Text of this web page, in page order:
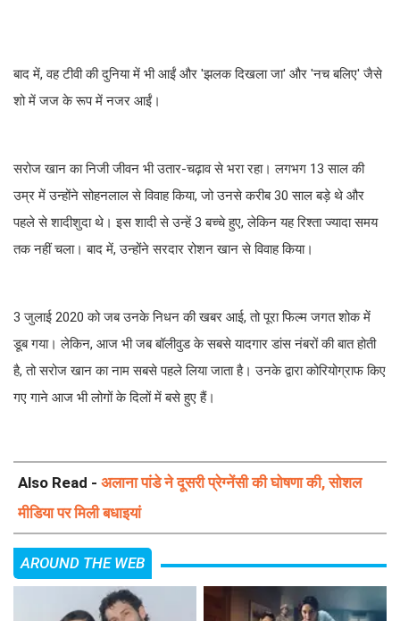
बाद में, वह टीवी की दुनिया में भी आईं और 'झलक दिखला जा' और 'नच बलिए' जैसे
शो में जज के रूप में नजर आईं।
सरोज खान का निजी जीवन भी उतार-चढ़ाव से भरा रहा। लगभग 13 साल की
उम्र में उन्होंने सोहनलाल से विवाह किया, जो उनसे करीब 30 साल बड़े थे और
पहले से शादीशुदा थे। इस शादी से उन्हें 3 बच्चे हुए, लेकिन यह रिश्ता ज्यादा समय
तक नहीं चला। बाद में, उन्होंने सरदार रोशन खान से विवाह किया।
3 जुलाई 2020 को जब उनके निधन की खबर आई, तो पूरा फिल्म जगत शोक में
डूब गया। लेकिन, आज भी जब बॉलीवुड के सबसे यादगार डांस नंबरों की बात होती
है, तो सरोज खान का नाम सबसे पहले लिया जाता है। उनके द्वारा कोरियोग्राफ किए
गए गाने आज भी लोगों के दिलों में बसे हुए हैं।
Also Read - अलाना पांडे ने दूसरी प्रेग्नेंसी की घोषणा की, सोशल
मीडिया पर मिली बधाइयां
AROUND THE WEB